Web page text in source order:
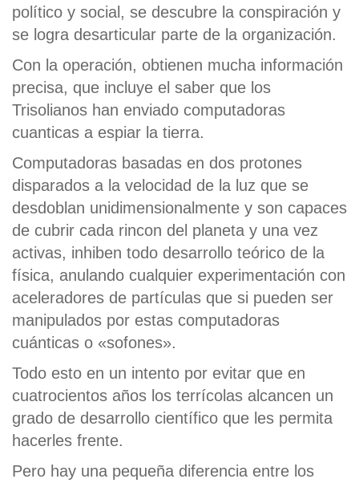
político y social, se descubre la conspiración y
se logra desarticular parte de la organización.
Con la operación, obtienen mucha información
precisa, que incluye el saber que los
Trisolianos han enviado computadoras
cuanticas a espiar la tierra.
Computadoras basadas en dos protones
disparados a la velocidad de la luz que se
desdoblan unidimensionalmente y son capaces
de cubrir cada rincon del planeta y una vez
activas, inhiben todo desarrollo teórico de la
física, anulando cualquier experimentación con
aceleradores de partículas que si pueden ser
manipulados por estas computadoras
cuánticas o «sofones».
Todo esto en un intento por evitar que en
cuatrocientos años los terrícolas alcancen un
grado de desarrollo científico que les permita
hacerles frente.
Pero hay una pequeña diferencia entre los